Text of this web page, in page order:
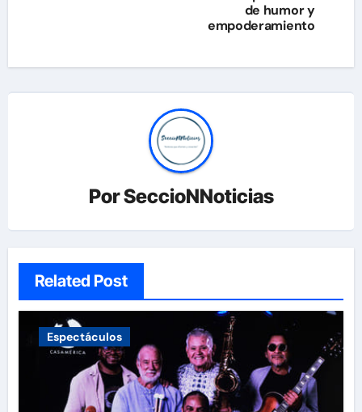
de humor y
empoderamiento
PorSeccioNNoticias
Related Post
Espectáculos